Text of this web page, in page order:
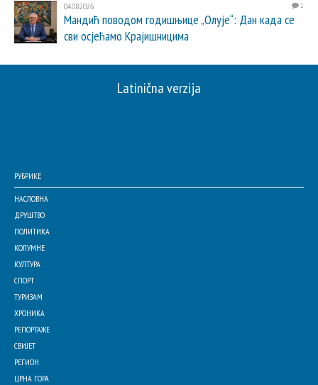
04.08.2026. 1
Мандић поводом годишњице „Олује“: Дан када се
сви осјећамо Крајишницима
Latinična verzija
РУБРИКЕ
НАСЛОВНА
ДРУШТВО
ПОЛИТИКА
КОЛУМНЕ
КУЛТУРА
СПОРТ
ТУРИЗАМ
ХРОНИКА
РЕПОРТАЖЕ
СВИЈЕТ
РЕГИОН
ЦРНА ГОРА